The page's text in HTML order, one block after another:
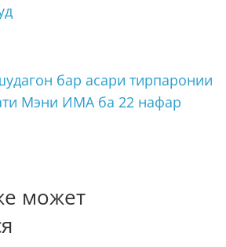
бар асари тирпаронии
Мэни ИМА ба 22 нафар
может